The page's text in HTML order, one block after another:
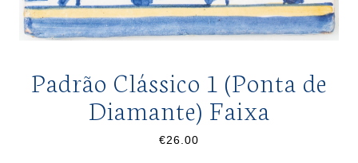
Padrão Clássico 1 (Ponta de
Diamante) Faixa
€26.00